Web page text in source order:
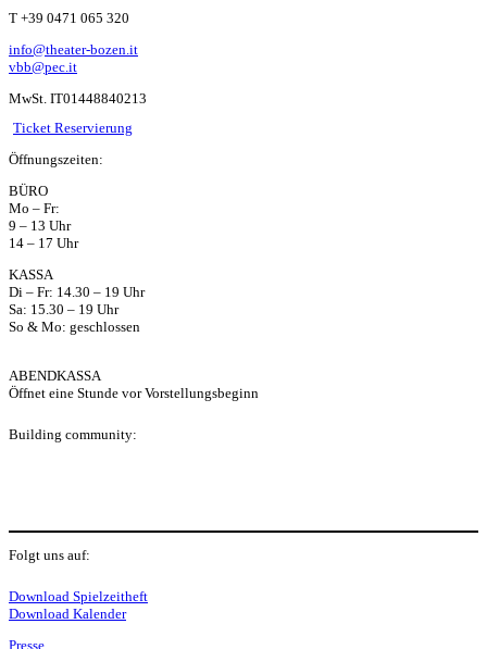
T +39 0471 065 320
info@theater-bozen.it
vbb@pec.it
MwSt. IT01448840213
W
ha
ts
ap
p
Ticket Reservierung
Öffnungszeiten:
BÜRO
Mo – Fr:
9 – 13 Uhr
14 – 17 Uhr
KASSA
Di – Fr: 14.30 – 19 Uhr
Sa: 15.30 – 19 Uhr
So & Mo: geschlossen
ABENDKASSA
Öffnet eine Stunde vor Vorstellungsbeginn
Building community:
P
Folgt uns auf:
Y
Download Spielzeitheft
Download Kalender
Presse